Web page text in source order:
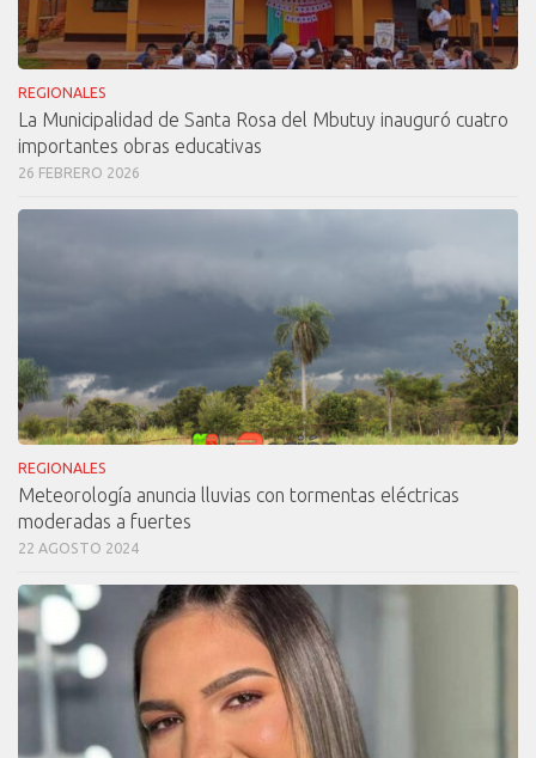
REGIONALES
La Municipalidad de Santa Rosa del Mbutuy inauguró cuatro
importantes obras educativas
26 FEBRERO 2026
REGIONALES
Meteorología anuncia lluvias con tormentas eléctricas
moderadas a fuertes
22 AGOSTO 2024